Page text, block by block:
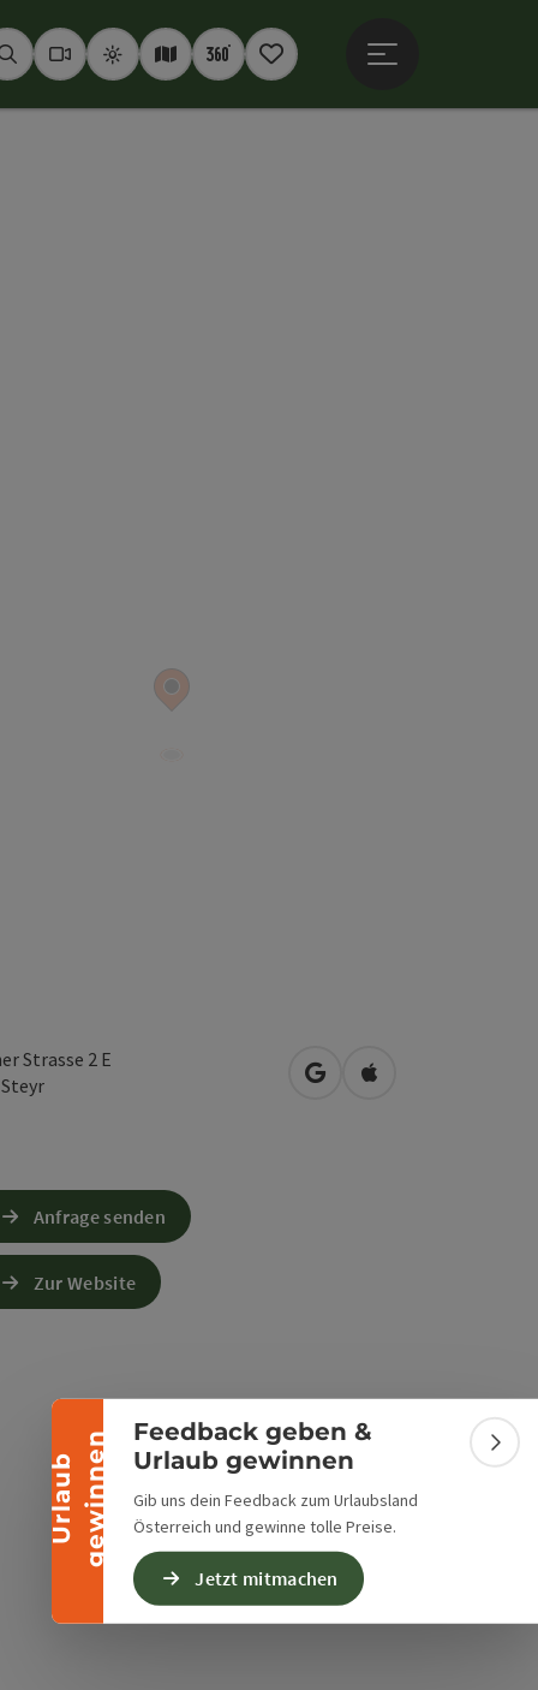
U
r
l
a
u
b
g
e
w
i
n
n
en
Banner einklappen
Feedback geben &
Urlaub gewinnen
Gib uns dein Feedback zum Urlaubsland
Österreich und gewinne tolle Preise.
Jetzt mitmachen
SuchenWebcams
WetterInteraktive Karte
360° Panoramen
Merkzettel
Strasse 2 E
Steyr in Google Maps öffnen
in Apple Maps
Anfrage senden
Zur Website